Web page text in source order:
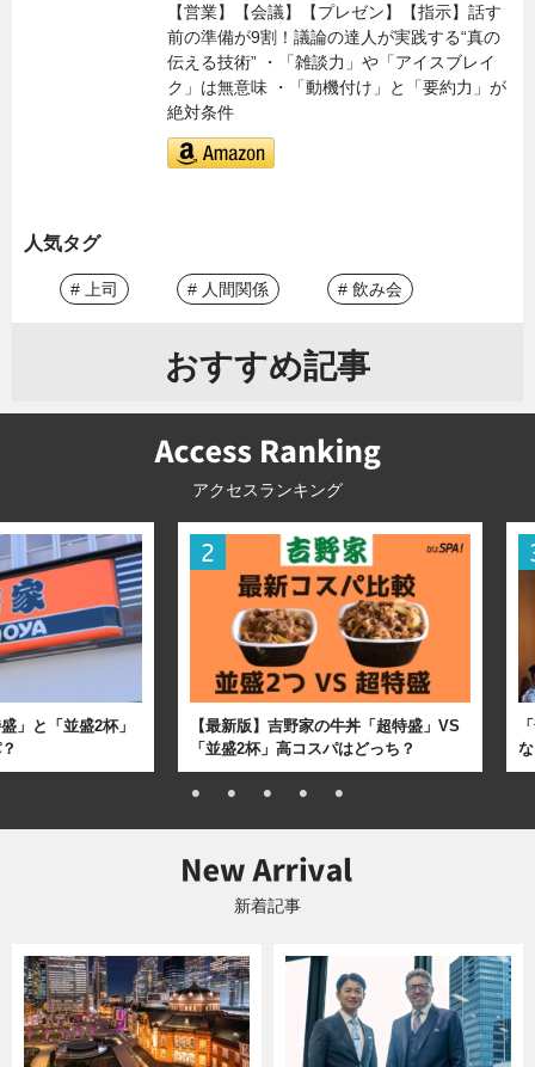
【営業】【会議】【プレゼン】【指示】話す
前の準備が9割！議論の達人が実践する“真の
伝える技術” ・「雑談力」や「アイスブレイ
ク」は無意味 ・「動機付け」と「要約力」が
絶対条件
人気タグ
# 上司 # 人間関係 # 飲み会
おすすめ記事
アクセスランキング
」と「並盛2杯」
【最新版】吉野家の牛丼「超特盛」VS
「並盛2杯」高コスパはどっち？
新着記事